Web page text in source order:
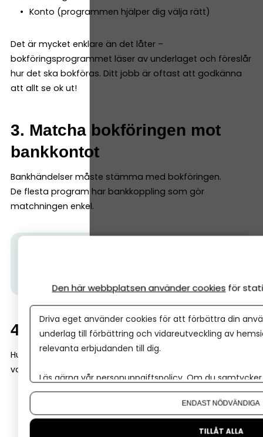
Konto (programmen hjälper dig välja rätt)
Det är mycket enklare än det låter –
bokföringsprogrammet läser av underlaget och föreslår
hur det ska bokföras. Ditt jobb är oftast att godkänna
att allt se ok ut!
3. Matcha bokföringen mot
bankkontot
Bankhändelser måste stämma med bokföringen.
De flesta program har bankkoppling som gör
matchningen enkel.
4. Redovisa moms
Hur ofta du redovisar beror på omsättning och om du
valt:
Månadsvis
Kvartalsvis
Den här webbplatsen använder cookies för
Driva eget använder cookies för att förbättra din
underlag till förbättring och vidareutveckling av
relevanta erbjudanden till dig.
Läs gärna vår personuppgiftspolicy. Om du
Om du vill ändra ditt val i efterhand hittar du den
ENDAST NÖDVÄNDIGA
TILLÅT ALLA